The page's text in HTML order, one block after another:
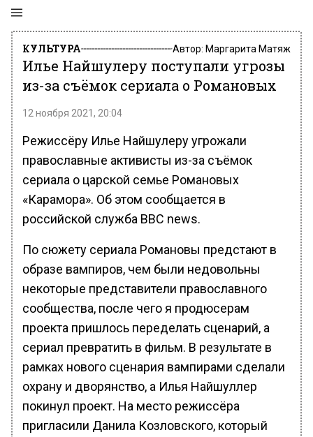
КУЛЬТУРА Автор: Маргарита Матяж
Илье Найшулеру поступали угрозы
из-за съёмок сериала о Романовых
12 ноября 2021, 20:04
Режиссёру Илье Найшулеру угрожали
православные активисты из-за съёмок
сериала о царской семье Романовых
«Карамора». Об этом сообщается в
российской служба BBC news.
По сюжету сериала Романовы предстают в
образе вампиров, чем были недовольны
некоторые представители православного
сообщества, после чего я продюсерам
проекта пришлось переделать сценарий, а
сериал превратить в фильм. В результате в
рамках нового сценария вампирами сделали
охрану и дворянство, а Илья Найшуллер
покинул проект. На место режиссёра
пригласили Данила Козловского, который